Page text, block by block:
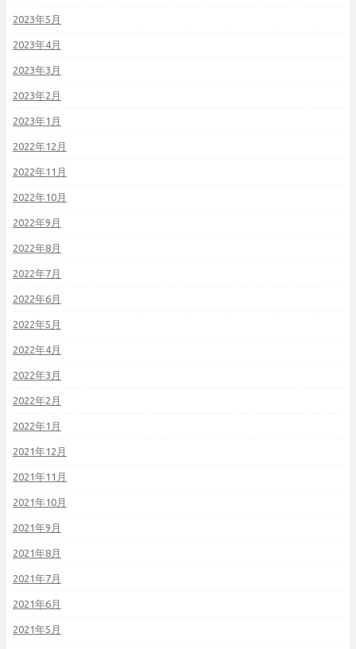
2023年5月
2023年4月
2023年3月
2023年2月
2023年1月
2022年12月
2022年11月
2022年10月
2022年9月
2022年8月
2022年7月
2022年6月
2022年5月
2022年4月
2022年3月
2022年2月
2022年1月
2021年12月
2021年11月
2021年10月
2021年9月
2021年8月
2021年7月
2021年6月
2021年5月